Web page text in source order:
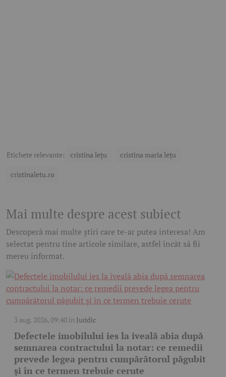
Etichete relevante: cristina lețu cristina maria lețu
cristinaletu.ro
Mai multe despre acest subiect
Descoperă mai multe știri care te-ar putea interesa! Am
selectat pentru tine articole similare, astfel încât să fii
mereu informat.
3 aug. 2026, 09:40în Juridic
Defectele imobilului ies la iveală abia după
semnarea contractului la notar: ce remedii
prevede legea pentru cumpărătorul păgubit
și în ce termen trebuie cerute